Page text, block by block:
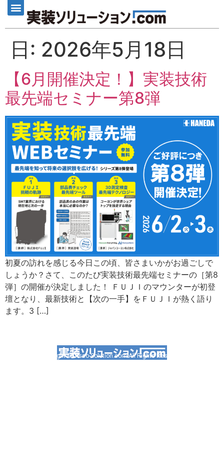
日: 2026年5月18日
【6月開催決定！】実装技術
最先端セミナー第8弾
初夏の訪れを感じる今日この頃、皆さまいかがお過ごしで
しょうか？さて、このたび実装技術最先端セミナーの［第8
弾］の開催が決定しました！ ＦＵＪＩのマウンターが初登
壇となり、最新技術と【次の一手】をＦＵＪＩが熱く語り
ます。3 […]
Copyright © Jisso-Solution.com All Rights Reserved.